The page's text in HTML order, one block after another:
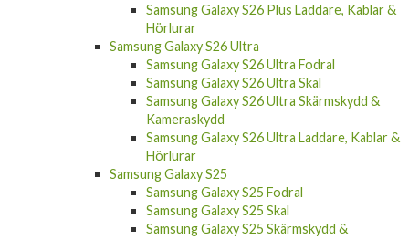
Samsung Galaxy S26 Plus Laddare, Kablar &
Hörlurar
Samsung Galaxy S26 Ultra
Samsung Galaxy S26 Ultra Fodral
Samsung Galaxy S26 Ultra Skal
Samsung Galaxy S26 Ultra Skärmskydd &
Kameraskydd
Samsung Galaxy S26 Ultra Laddare, Kablar &
Hörlurar
Samsung Galaxy S25
Samsung Galaxy S25 Fodral
Samsung Galaxy S25 Skal
Samsung Galaxy S25 Skärmskydd &